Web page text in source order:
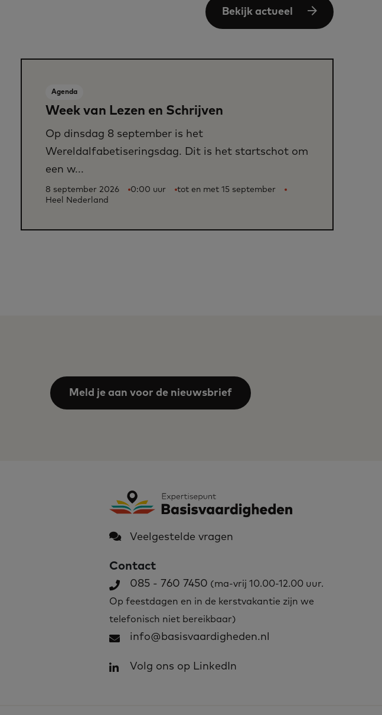
Bekijk actueel
Agenda
Week van Lezen en Schrijven
Op dinsdag 8 september is het
Wereldalfabetiseringsdag. Dit is het startschot om
een w...
8 september 2026 0:00 uur
tot en met 15 september
Heel Nederland
Meld je aan voor de nieuwsbrief
Veelgestelde vragen
Contact
085 - 760 7450 (ma-vrij 10.00-12.00 uur.
Op feestdagen en in de kerstvakantie zijn we
telefonisch niet bereikbaar)
info@basisvaardigheden.nl
Volg ons op LinkedIn